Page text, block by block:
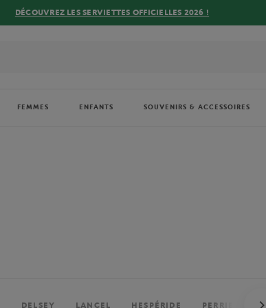
DÉCOUVREZ LES SERVIETTES OFFICIELLES 2026 !
FEMMES ENFANTS SOUVENIRS & ACCESSOIRES
DELSEY LANCEL HESPÉRIDE PERRIER